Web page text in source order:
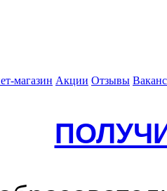
магазин Акции Отзывы